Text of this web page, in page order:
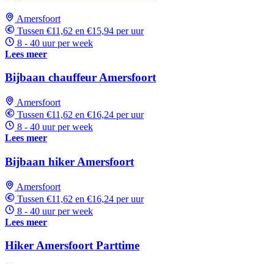
Amersfoort
Tussen €11,62 en €15,94 per uur
8 - 40 uur per week
Lees meer
Bijbaan chauffeur Amersfoort
Amersfoort
Tussen €11,62 en €16,24 per uur
8 - 40 uur per week
Lees meer
Bijbaan hiker Amersfoort
Amersfoort
Tussen €11,62 en €16,24 per uur
8 - 40 uur per week
Lees meer
Hiker Amersfoort Parttime